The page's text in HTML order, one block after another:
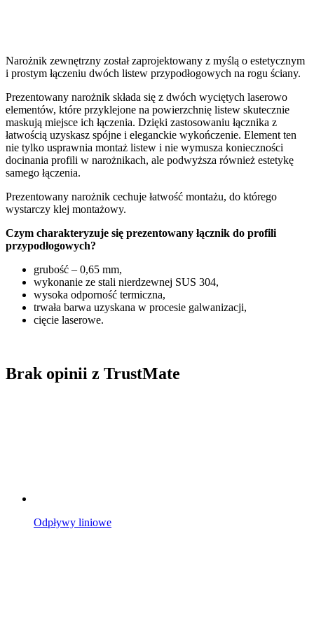
Narożnik zewnętrzny został zaprojektowany z myślą o estetycznym
i prostym łączeniu dwóch listew przypodłogowych na rogu ściany.
Prezentowany narożnik składa się z dwóch wyciętych laserowo
elementów, które przyklejone na powierzchnię listew skutecznie
maskują miejsce ich łączenia. Dzięki zastosowaniu łącznika z
łatwością uzyskasz spójne i eleganckie wykończenie. Element ten
nie tylko usprawnia montaż listew i nie wymusza konieczności
docinania profili w narożnikach, ale podwyższa również estetykę
samego łączenia.
Prezentowany narożnik cechuje łatwość montażu, do którego
wystarczy klej montażowy.
Czym charakteryzuje się prezentowany łącznik do profili
przypodłogowych?
grubość – 0,65 mm,
wykonanie ze stali nierdzewnej SUS 304,
wysoka odporność termiczna,
trwała barwa uzyskana w procesie galwanizacji,
cięcie laserowe.
Brak opinii z TrustMate
Odpływy liniowe